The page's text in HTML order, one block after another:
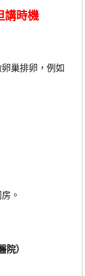
講時機
巢排卵，例如
。
院）